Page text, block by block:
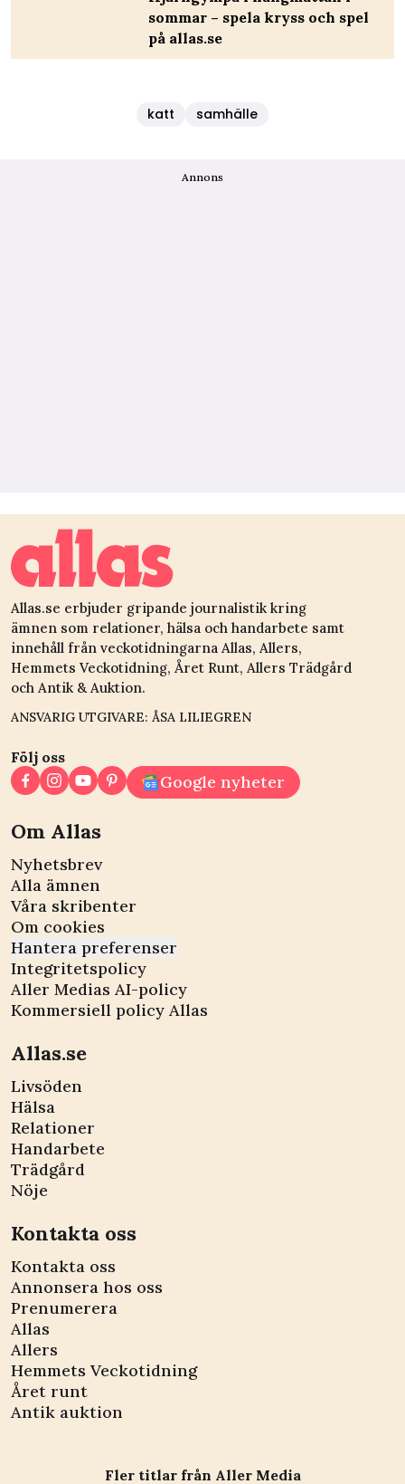
sommar – spela kryss och spel
på allas.se
katt samhälle
Annons
Allas.se erbjuder gripande journalistik kring
ämnen som relationer, hälsa och handarbete samt
innehåll från veckotidningarna Allas, Allers,
Hemmets Veckotidning, Året Runt, Allers Trädgård
och Antik & Auktion.
ANSVARIG UTGIVARE: ÅSA LILIEGREN
Följ oss
Google nyheter
Om Allas
Nyhetsbrev
Alla ämnen
Våra skribenter
Om cookies
Hantera preferenser
Integritetspolicy
Aller Medias AI-policy
Kommersiell policy Allas
Allas.se
Livsöden
Hälsa
Relationer
Handarbete
Trädgård
Nöje
Kontakta oss
Kontakta oss
Annonsera hos oss
Prenumerera
Allas
Allers
Hemmets Veckotidning
Året runt
Antik auktion
Fler titlar från Aller Media